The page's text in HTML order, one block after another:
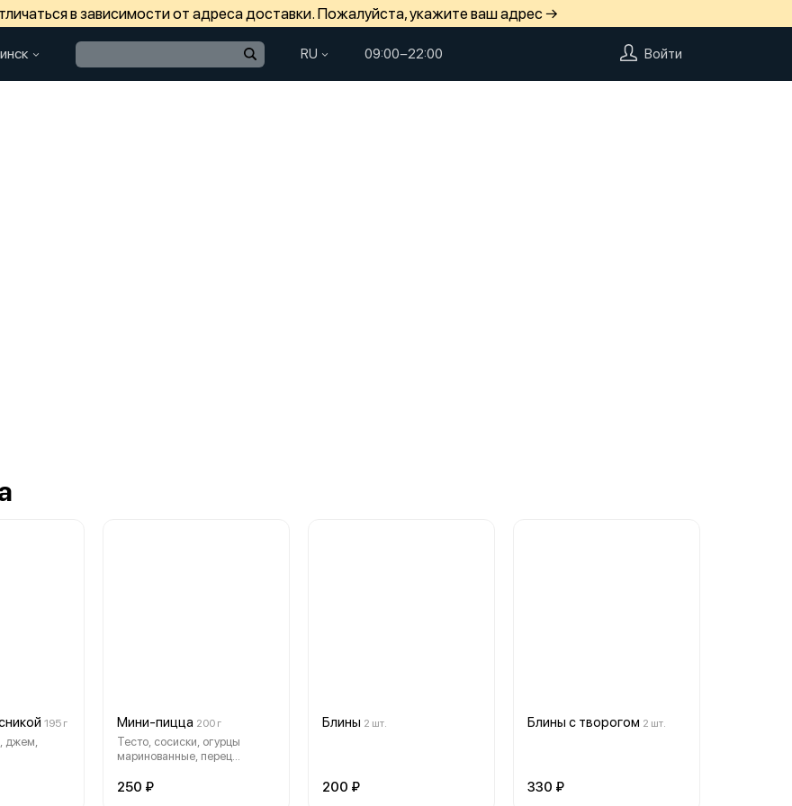
в зависимости от адреса доставки. Пожалуйста, укажите ваш адрес →
RU 09:00−22:00 Войти
195 г
, джем,
Мини-пицца 200 г
Тесто, сосиски, огурцы
маринованные, перец
кетчуп
250 ₽
Блины 2 шт.
200 ₽
Блины с творогом 2 шт.
330 ₽